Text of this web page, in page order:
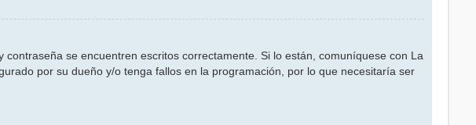
se encuentren escritos correctamente. Si lo están, comuníquese con La
por su dueño y/o tenga fallos en la programación, por lo que necesitaría ser